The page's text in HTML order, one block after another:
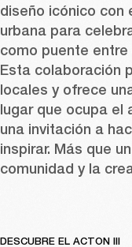
diseño icónico con
urbana para
como puente entre
Esta colaboración
locales y ofrece
lugar que ocupa el
una invitación a
inspirar. Más que
comunidad y la
DESCUBRE EL ACTON III